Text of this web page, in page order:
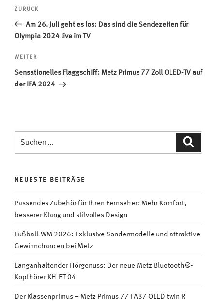
Beitragsnavigation
Vorheriger
Beitrag
ZURÜCK
Am 26. Juli geht es los: Das sind die Sendezeiten für
Olympia 2024 live im TV
Nächster
Beitrag
WEITER
Sensationelles Flaggschiff: Metz Primus 77 Zoll OLED-TV auf
der IFA 2024
nach:
NEUESTE BEITRÄGE
Passendes Zubehör für Ihren Fernseher: Mehr Komfort,
besserer Klang und stilvolles Design
Fußball-WM 2026: Exklusive Sondermodelle und attraktive
Gewinnchancen bei Metz
Langanhaltender Hörgenuss: Der neue Metz Bluetooth®-
Kopfhörer KH-BT 04
Der Klassenprimus – Metz Primus 77 FA87 OLED twin R